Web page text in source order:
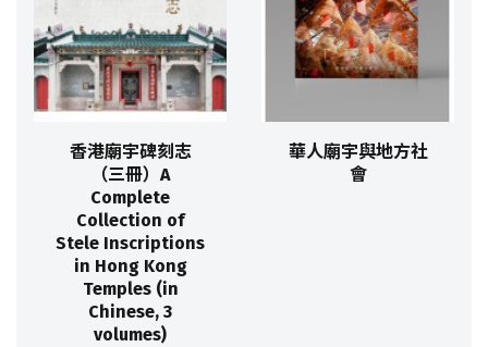
香港廟宇碑刻志
（三冊）A
Complete
Collection of
Stele Inscriptions
in Hong Kong
Temples (in
Chinese, 3
volumes)
華人廟宇與地方社
會